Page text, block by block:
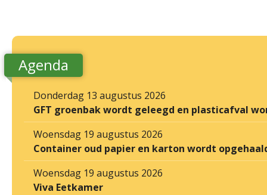
Agenda
Donderdag 13 augustus 2026
GFT groenbak wordt geleegd en plasticafval
Woensdag 19 augustus 2026
Container oud papier en karton wordt
Woensdag 19 augustus 2026
Viva Eetkamer